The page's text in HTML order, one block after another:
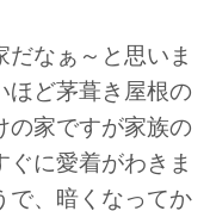
だなぁ～と思いま
ほど茅葺き屋根の
の家ですが家族の
に愛着がわきま
で、暗くなってか